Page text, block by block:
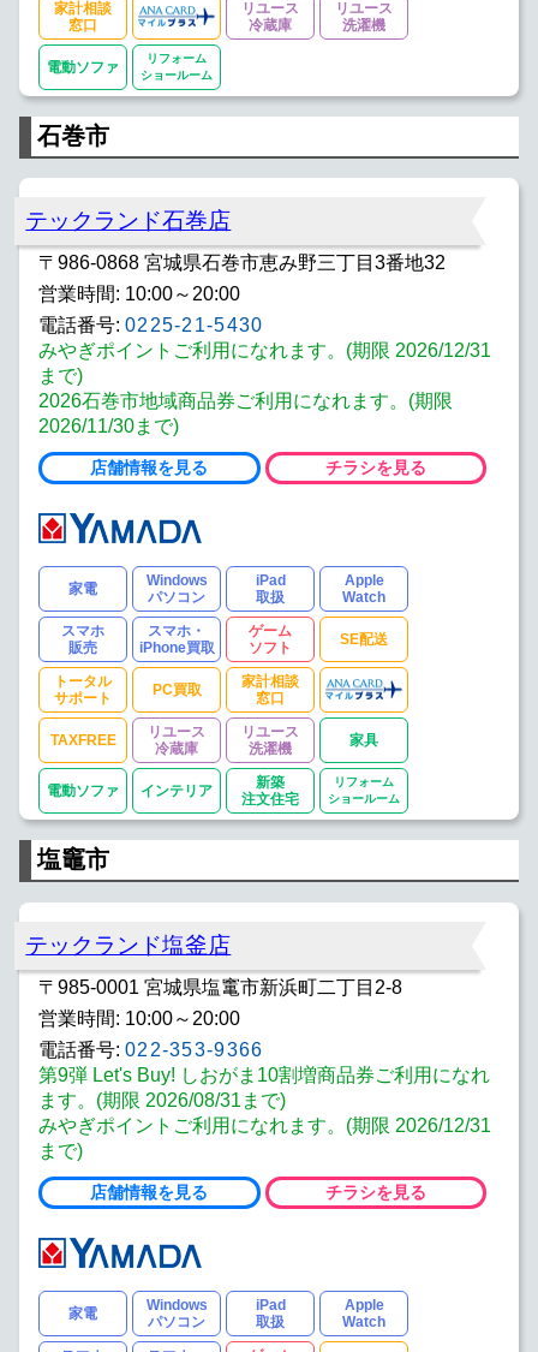
家計相談
窓口
リユース
冷蔵庫
リユース
洗濯機
電動ソファ
リフォーム
ショールーム
石巻市
テックランド石巻店
〒986-0868 宮城県石巻市恵み野三丁目3番地32
営業時間: 10:00～20:00
電話番号: 0225-21-5430
みやぎポイントご利用になれます。(期限 2026/12/31
まで)
2026石巻市地域商品券ご利用になれます。(期限
2026/11/30まで)
店舗情報を見る チラシを見る
家電
Windows
パソコン
iPad
取扱
Apple
Watch
スマホ
販売
スマホ・
iPhone買取
ゲーム
ソフト
SE配送
トータル
サポート
PC買取
家計相談
窓口
TAXFREE
リユース
冷蔵庫
リユース
洗濯機
家具
電動ソファ インテリア
新築
注文住宅
リフォーム
ショールーム
塩竈市
テックランド塩釜店
〒985-0001 宮城県塩竃市新浜町二丁目2-8
営業時間: 10:00～20:00
電話番号: 022-353-9366
第9弾 Let's Buy! しおがま10割増商品券ご利用になれ
ます。(期限 2026/08/31まで)
みやぎポイントご利用になれます。(期限 2026/12/31
まで)
店舗情報を見る チラシを見る
家電
Windows
パソコン
iPad
取扱
Apple
Watch